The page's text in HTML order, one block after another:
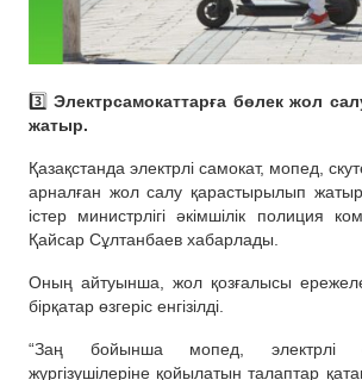
3️⃣Электрсамокаттарға бөлек жол
жатыр.
Қазақстанда электрлі самокат, мопед,
арналған жол салу қарастырылып
істер министрлігі әкімшілік полиция
Қайсар Сұлтанбаев хабарлады.
Оның айтуынша, жол қозғалысы
бірқатар өзгеріс енгізілді.
“Заң бойынша мопед, электрлі
жүргізушілеріне қойылатын талаптар